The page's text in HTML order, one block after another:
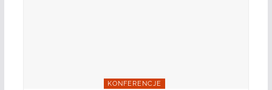
KONFERENCJE